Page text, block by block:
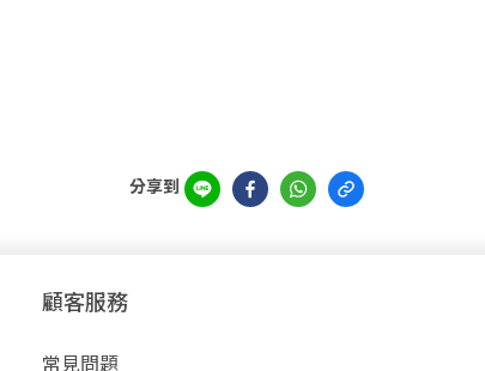
分享到
顧客服務
常見問題